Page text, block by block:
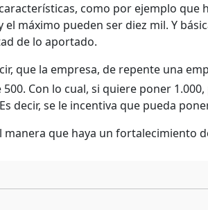
como por ejemplo
el máximo pueden ser diez mil. Y
de lo aportado.
que la empresa, de repente una
Con lo cual, si quiere poner
decir, se le incentiva que pueda
manera que haya un fortalecimiento